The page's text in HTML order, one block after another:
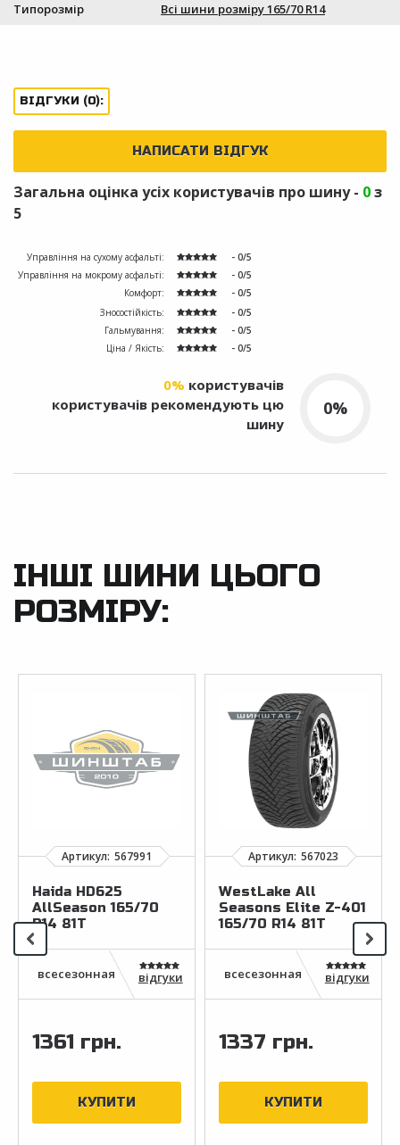
Типорозмір
Всі шини розміру 165/70 R14
ВІДГУКИ (0):
НАПИСАТИ ВІДГУК
Загальна оцінка усіх користувачів про шину - 0з
5
Управління на сухому асфальті:
- 0/5
Управління на мокрому асфальті:
- 0/5
Комфорт:
- 0/5
Зносостійкість:
- 0/5
Гальмування:
- 0/5
Ціна / Якість:
- 0/5
0%
0% користувачів
користувачів рекомендують цю
шину
ІНШІ ШИНИ ЦЬОГО
РОЗМІРУ:
Haida HD625
AllSeason 165/70
R14 81T
відгуки
1361 грн.
WestLake All
Seasons Elite Z-401
165/70 R14 81T
відгуки
1337 грн.